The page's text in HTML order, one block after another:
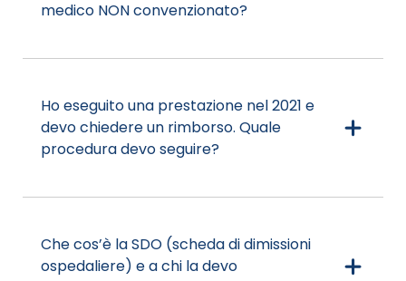
medico NON convenzionato?
Ho eseguito una prestazione nel 2021 e
devo chiedere un rimborso. Quale
procedura devo seguire?
Che cos’è la SDO (scheda di dimissioni
ospedaliere) e a chi la devo